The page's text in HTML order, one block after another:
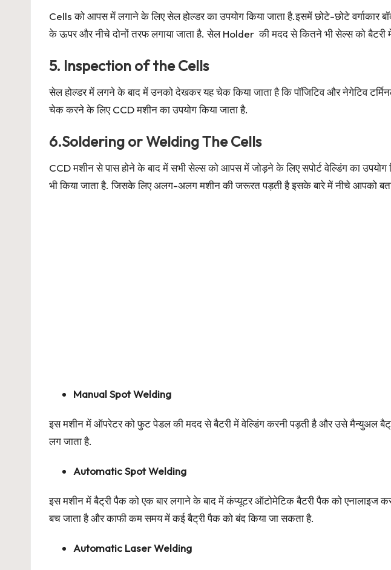
Cells को आपस में लगाने के लिए सेल होल्डर का उपयोग किया जाता है.इसमें छोटे-छोटे
के ऊपर और नीचे दोनों तरफ लगाया जाता है. सेल Holder की मदद से कितने भी सेल्स को बैटरी में
5. Inspection of the Cells
सेल होल्डर में लगने के बाद में उनको देखकर यह चेक किया जाता है कि पॉजिटिव और नेगेटिव
चेक करने के लिए CCD मशीन का उपयोग किया जाता है.
6.Soldering or Welding The Cells
CCD मशीन से पास होने के बाद में सभी सेल्स को आपस में जोड़ने के लिए सपोर्ट वेल्डिंग का
भी किया जाता है. जिसके लिए अलग-अलग मशीन की जरूरत पड़ती है इसके बारे में नीचे आपको
Manual Spot Welding
इस मशीन में ऑपरेटर को फुट पेडल की मदद से बैटरी में वेल्डिंग करनी पड़ती है और उसे मैन्युअल
लग जाता है.
Automatic Spot Welding
इस मशीन में बैट्री पैक को एक बार लगाने के बाद में कंप्यूटर ऑटोमेटिक बैटरी पैक को एनालाइज
बच जाता है और काफी कम समय में कई बैट्री पैक को बंद किया जा सकता है.
Automatic Laser Welding